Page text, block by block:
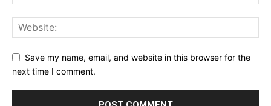
Save my name, email, and website in this browser for the
next time I comment.